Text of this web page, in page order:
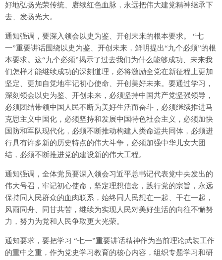
好地弘扬光荣传统、赓续红色血脉，永远把伟大建党精神继承下
去、发扬光大。
通知强调，要深入领会以史为鉴、开创未来的根本要求。 “七
一”重要讲话围绕以史为鉴、开创未来，鲜明提出“九个必须”的根
本要求。这“九个必须”揭示了过去我们为什么能够成功、未来我
们怎样才能继续成功的深刻道理，必将激励全党在新征程上更加
坚定、更加自觉地牢记初心使命、开创美好未来。要通过学习，
深刻领会以史为鉴、开创未来，必须坚持中国共产党坚强领导，
必须团结带领中国人民不断为美好生活而奋斗，必须继续推进马
克思主义中国化，必须坚持和发展中国特色社会主义，必须加快
国防和军队现代化，必须不断推动构建人类命运共同体，必须进
行具有许多新的历史特点的伟大斗争，必须加强中华儿女大团
结，必须不断推进党的建设新的伟大工程。
通知强调，全体党员要深入领会习近平总书记代表党中央发出的
伟大号召，牢记初心使命，坚定理想信念，践行党的宗旨，永远
保持同人民群众的血肉联系，始终同人民想在一起、干在一起，
风雨同舟、同甘共苦，继续为实现人民对美好生活的向往不懈努
力，努力为党和人民争取更大光荣。
通知要求，要把学习 “七一”重要讲话精神作为当前理论武装工作
的重中之重，作为党史学习教育的核心内容，组织专题学习和研